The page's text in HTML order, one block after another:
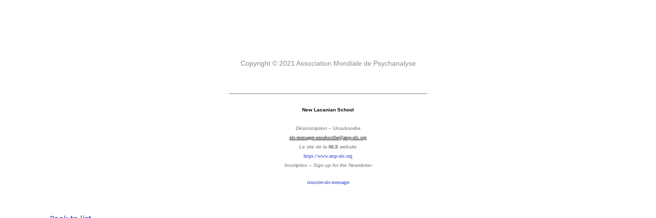
Copyright © 2021 Association Mondiale de Psychanalyse
New Lacanian School
Désinscription – Unsubscribe
nls-messager-unsubscribe@amp-nls.org
Le site de la NLS website
https://www.amp-nls.org
Inscription – Sign up for the Newsletter
sinscrire-nls-messager